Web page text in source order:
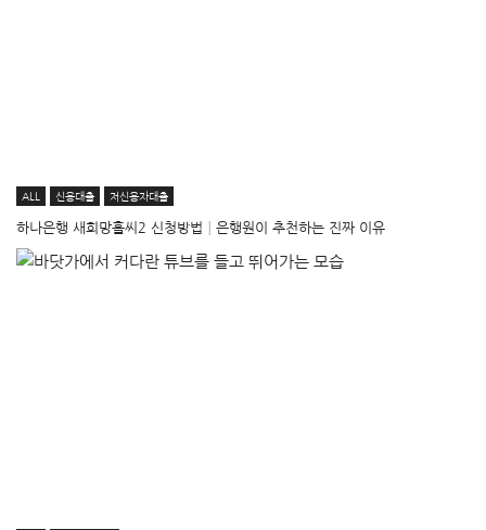
ALL 신용대출 저신용자대출
하나은행 새희망홀씨2 신청방법│은행원이 추천하는 진짜 이유